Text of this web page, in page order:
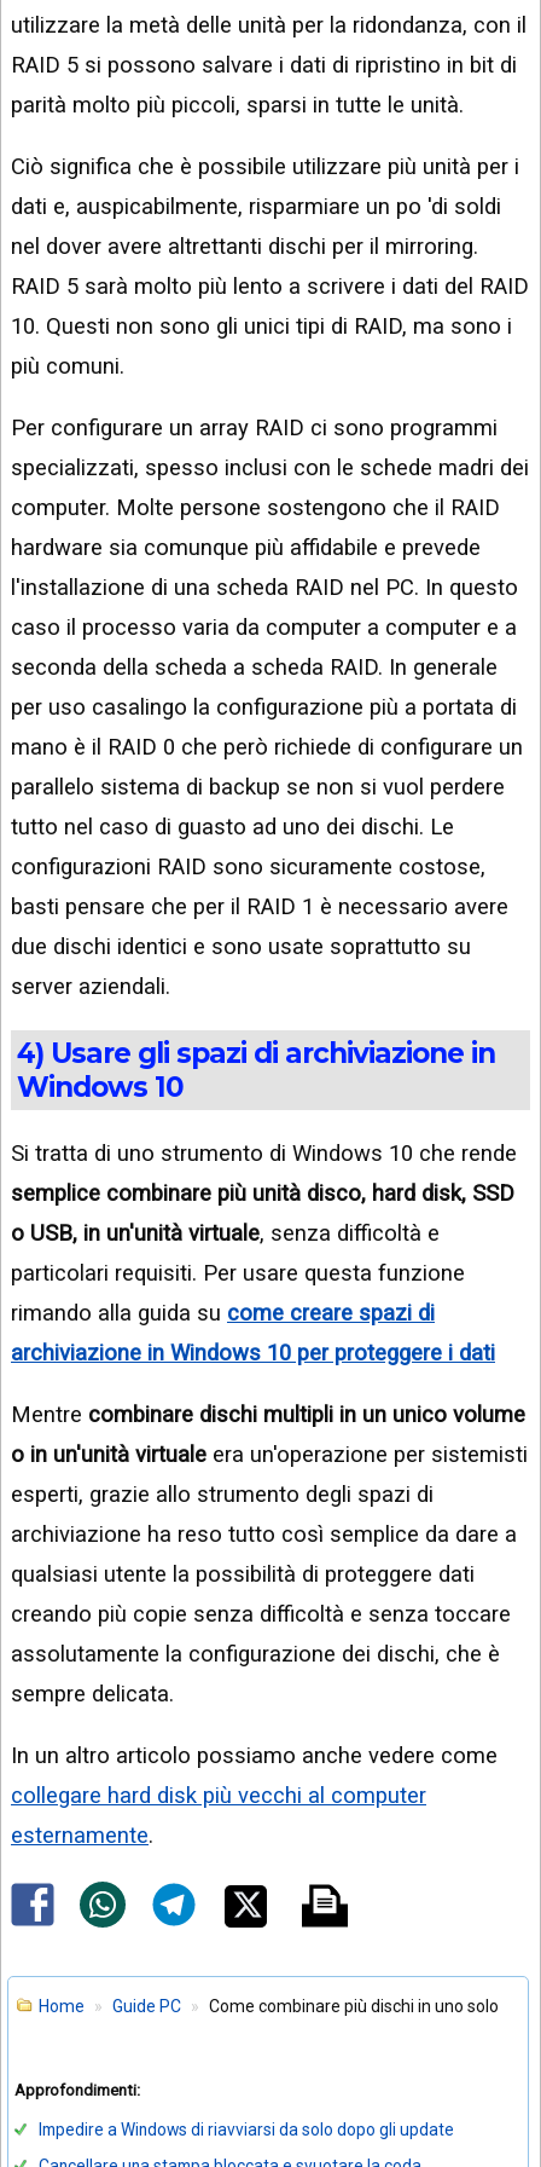
utilizzare la metà delle unità per la ridondanza, con il
RAID 5 si possono salvare i dati di ripristino in bit di
parità molto più piccoli, sparsi in tutte le unità.
Ciò significa che è possibile utilizzare più unità per i
dati e, auspicabilmente, risparmiare un po 'di soldi
nel dover avere altrettanti dischi per il mirroring.
RAID 5 sarà molto più lento a scrivere i dati del RAID
10. Questi non sono gli unici tipi di RAID, ma sono i
più comuni.
Per configurare un array RAID ci sono programmi
specializzati, spesso inclusi con le schede madri dei
computer. Molte persone sostengono che il RAID
hardware sia comunque più affidabile e prevede
l'installazione di una scheda RAID nel PC. In questo
caso il processo varia da computer a computer e a
seconda della scheda a scheda RAID. In generale
per uso casalingo la configurazione più a portata di
mano è il RAID 0 che però richiede di configurare un
parallelo sistema di backup se non si vuol perdere
tutto nel caso di guasto ad uno dei dischi. Le
configurazioni RAID sono sicuramente costose,
basti pensare che per il RAID 1 è necessario avere
due dischi identici e sono usate soprattutto su
server aziendali.
4) Usare gli spazi di archiviazione in
Windows 10
Si tratta di uno strumento di Windows 10 che rende
semplice combinare più unità disco, hard disk, SSD
o USB, in un'unità virtuale, senza difficoltà e
particolari requisiti. Per usare questa funzione
rimando alla guida su come creare spazi di
archiviazione in Windows 10 per proteggere i dati
Mentre combinare dischi multipli in un unico volume
o in un'unità virtuale era un'operazione per sistemisti
esperti, grazie allo strumento degli spazi di
archiviazione ha reso tutto così semplice da dare a
qualsiasi utente la possibilità di proteggere dati
creando più copie senza difficoltà e senza toccare
assolutamente la configurazione dei dischi, che è
sempre delicata.
In un altro articolo possiamo anche vedere come
collegare hard disk più vecchi al computer
esternamente.
Home Guide PC Come combinare più dischi in uno solo
Approfondimenti:
Impedire a Windows di riavviarsi da solo dopo gli update